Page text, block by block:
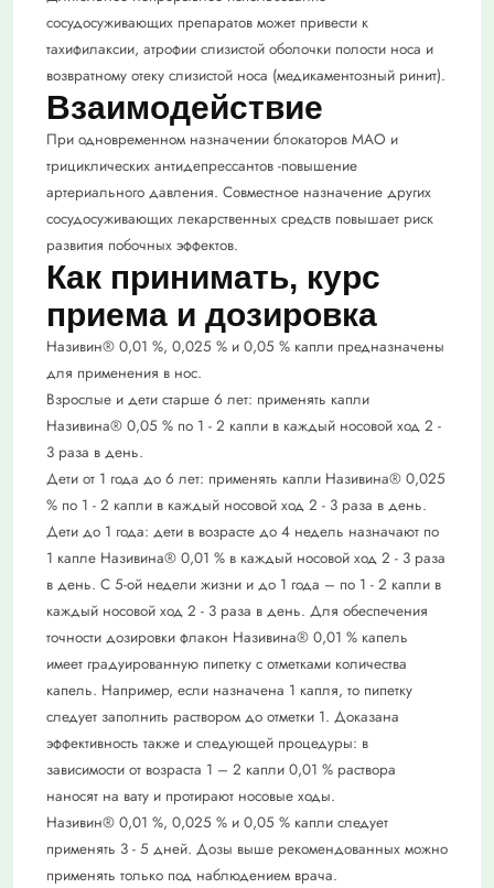
сосудосуживающих препаратов может привести к
тахифилаксии, атрофии слизистой оболочки полости носа и
возвратному отеку слизистой носа (медикаментозный ринит).
Взаимодействие
При одновременном назначении блокаторов МАО и
трициклических антидепрессантов -повышение
артериального давления. Совместное назначение других
сосудосуживающих лекарственных средств повышает риск
развития побочных эффектов.
Как принимать, курс
приема и дозировка
Називин® 0,01 %, 0,025 % и 0,05 % капли предназначены
для применения в нос.
Взрослые и дети старше 6 лет: применять капли
Називина® 0,05 % по 1 - 2 капли в каждый носовой ход 2 -
3 раза в день.
Дети от 1 года до 6 лет: применять капли Називина® 0,025
% по 1 - 2 капли в каждый носовой ход 2 - 3 раза в день.
Дети до 1 года: дети в возрасте до 4 недель назначают по
1 капле Називина® 0,01 % в каждый носовой ход 2 - 3 раза
в день. С 5-ой недели жизни и до 1 года – по 1 - 2 капли в
каждый носовой ход 2 - 3 раза в день. Для обеспечения
точности дозировки флакон Називина® 0,01 % капель
имеет градуированную пипетку с отметками количества
капель. Например, если назначена 1 капля, то пипетку
следует заполнить раствором до отметки 1. Доказана
эффективность также и следующей процедуры: в
зависимости от возраста 1 – 2 капли 0,01 % раствора
наносят на вату и протирают носовые ходы.
Називин® 0,01 %, 0,025 % и 0,05 % капли следует
применять 3 - 5 дней. Дозы выше рекомендованных можно
применять только под наблюдением врача.